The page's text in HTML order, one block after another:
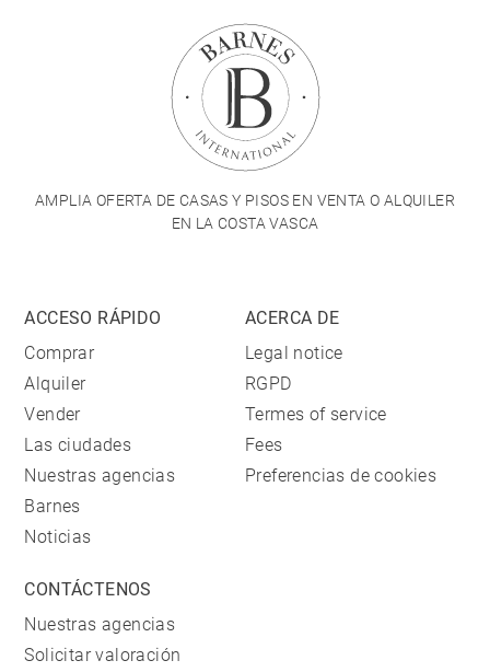
AMPLIA OFERTA DE CASAS Y PISOS EN VENTA O ALQUILER
EN LA COSTA VASCA
ACCESO RÁPIDO
Comprar
Alquiler
Vender
Las ciudades
Nuestras agencias
Barnes
Noticias
ACERCA DE
Legal notice
RGPD
Termes of service
Fees
Preferencias de cookies
CONTÁCTENOS
Nuestras agencias
Solicitar valoración